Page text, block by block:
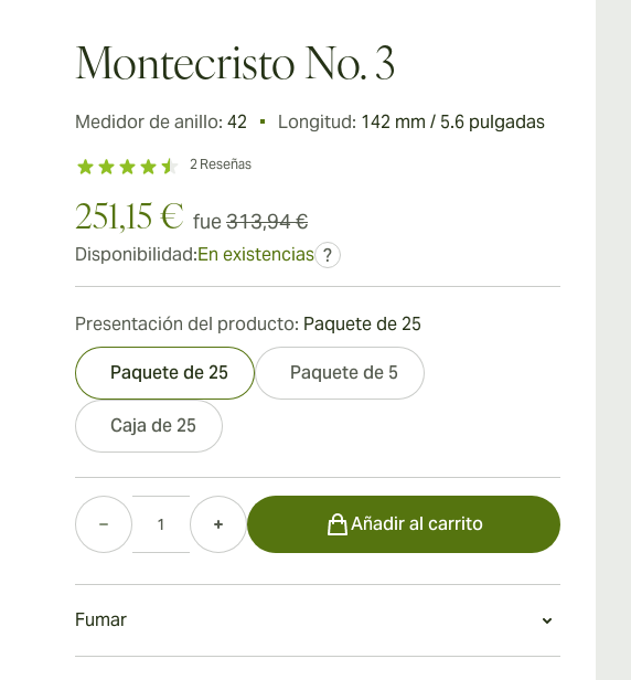
Montecristo No. 3
Medidor de anillo: 42 Longitud: 142 mm / 5.6 pulgadas
2 Reseñas
251,15 € fue313,94 €
Disponibilidad:En existencias ?
Presentación del producto: Paquete de 25
Paquete de 25 Paquete de 5
Caja de 25
Cantidad
Añadir al carrito
Fumar